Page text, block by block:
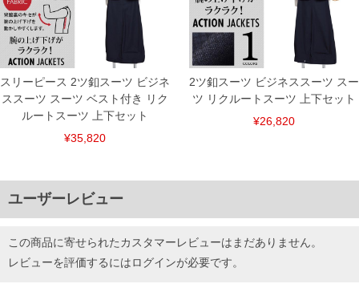
スリーピース 2ツ釦スーツ ビジネ
ススーツ スーツ ベスト付き リク
ルートスーツ 上下セット
¥35,820
2ツ釦スーツ ビジネススーツ スー
ツ リクルートスーツ 上下セット
¥26,820
ユーザーレビュー
この商品に寄せられたカスタマーレビューはまだありません。
レビューを評価するにはログインが必要です。